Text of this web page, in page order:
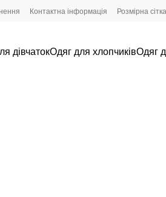
Контактна інформація Розмірна сітка
дівчатокОдяг для хлопчиківОдяг